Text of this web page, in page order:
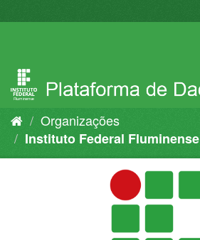
para
Organizações
Instituto Federal Fluminense